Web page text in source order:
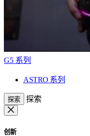
G5 系列
ASTRO 系列
探索 探索
创新